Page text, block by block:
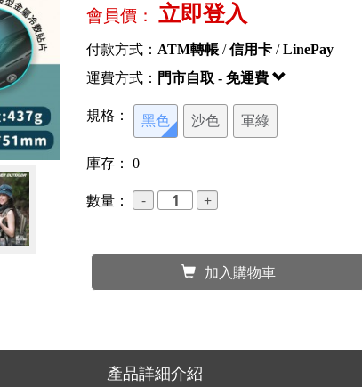
會員價：立即登入
付款方式： ATM轉帳 /信用卡 /LinePay
運費方式： 門市自取 - 免運費
規格： 黑色 沙色 軍綠
庫存：0
數量：
加入購物車
產品詳細介紹